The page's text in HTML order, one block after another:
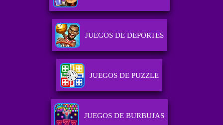
JUEGOS DE DEPORTES
JUEGOS DE PUZZLE
JUEGOS DE BURBUJAS